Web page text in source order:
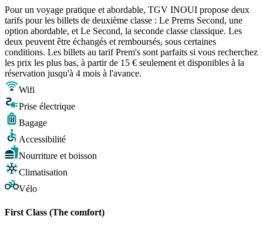
Pour un voyage pratique et abordable, TGV INOUI propose deux
tarifs pour les billets de deuxième classe : Le Prems Second, une
option abordable, et Le Second, la seconde classe classique. Les
deux peuvent être échangés et remboursés, sous certaines
conditions. Les billets au tarif Prem's sont parfaits si vous recherchez
les prix les plus bas, à partir de 15 € seulement et disponibles à la
réservation jusqu'à 4 mois à l'avance.
Wifi
Prise électrique
Bagage
Accessibilité
Nourriture et boisson
Climatisation
Vélo
First Class (The comfort)